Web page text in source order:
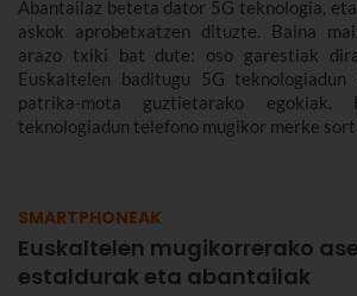
Abantailaz beteta dator 5G teknologia,
askok aprobetxatzen dituzte. Baina
arazo txiki bat dute: oso garestiak
Euskaltelen baditugu 5G teknologiadun
patrika-mota guztietarako egokiak.
teknologiadun telefono mugikor merke
SMARTPHONEAK
Euskaltelen mugikorrerako
estaldurak eta abantailak